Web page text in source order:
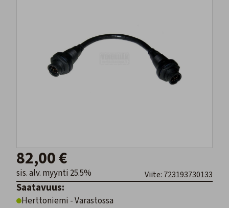
82,00 €
sis. alv. myynti 25.5% Viite: 723193730133
Saatavuus:
Herttoniemi - Varastossa